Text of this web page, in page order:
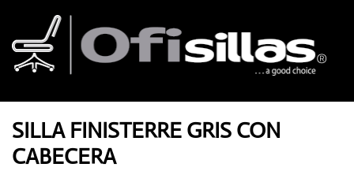
SILLA FINISTERRE GRIS CON
CABECERA